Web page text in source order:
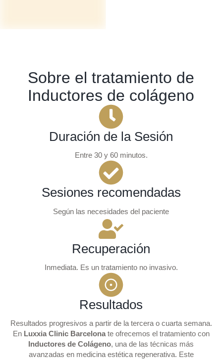
Sobre el tratamiento de
Inductores de colágeno
Duración de la Sesión
Entre 30 y 60 minutos.
Sesiones recomendadas
Según las necesidades del paciente
Recuperación
Inmediata. Es un tratamiento no invasivo.
Resultados
Resultados progresivos a partir de la tercera o cuarta semana.
En Luxxia Clinic Barcelonate ofrecemos el tratamiento con
Inductores de Colágeno, una de las técnicas más
avanzadas en medicina estética regenerativa. Este